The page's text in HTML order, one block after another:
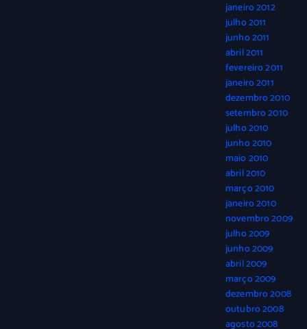
janeiro 2012
julho 2011
junho 2011
abril 2011
fevereiro 2011
janeiro 2011
dezembro 2010
setembro 2010
julho 2010
junho 2010
maio 2010
abril 2010
março 2010
janeiro 2010
novembro 2009
julho 2009
junho 2009
abril 2009
março 2009
dezembro 2008
outubro 2008
agosto 2008